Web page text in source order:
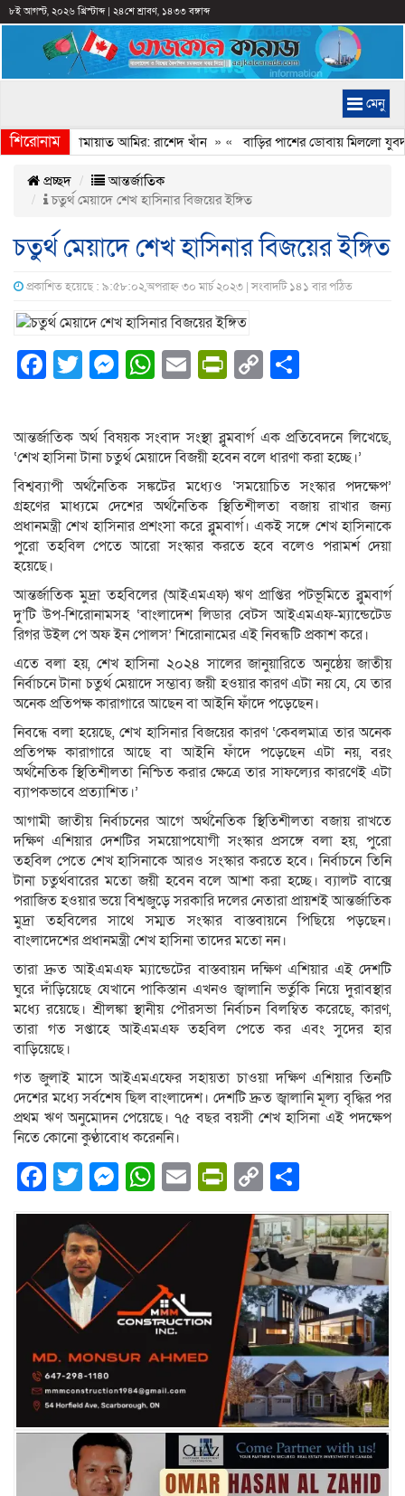
৮ই আগস্ট, ২০২৬ খ্রিস্টাব্দ| ২৪শে শ্রাবণ, ১৪৩৩ বঙ্গাব্দ
মেনু
শিরোনাম
করেন জামায়াত আমির: রাশেদ খাঁন» « বাড়ির পাশের ডোবায় মিললো
প্রচ্ছদ
আন্তর্জাতিক
চতুর্থ মেয়াদে শেখ হাসিনার বিজয়ের ইঙ্গিত
চতুর্থ মেয়াদে শেখ হাসিনার বিজয়ের ইঙ্গিত
প্রকাশিত হয়েছে : ৯:৫৮:০২,অপরাহ্ন ৩০ মার্চ ২০২৩ | সংবাদটি ১৪১ বার পঠিত
Facebook
Twitter
Messenger
WhatsApp
EmailPrintFriendly
Copy
আন্তর্জাতিক অর্থ বিষয়ক সংবাদ সংস্থা ব্লুমবার্গ এক প্রতিবেদনে লিখেছে,
‘শেখ হাসিনা টানা চতুর্থ মেয়াদে বিজয়ী হবেন বলে ধারণা করা হচ্ছে।’
বিশ্বব্যাপী অর্থনৈতিক সঙ্কটের মধ্যেও ‘সময়োচিত সংস্কার পদক্ষেপ’
গ্রহণের মাধ্যমে দেশের অর্থনৈতিক স্থিতিশীলতা বজায় রাখার জন্য
প্রধানমন্ত্রী শেখ হাসিনার প্রশংসা করে ব্লুমবার্গ। একই সঙ্গে শেখ হাসিনাকে
পুরো তহবিল পেতে আরো সংস্কার করতে হবে বলেও পরামর্শ দেয়া
হয়েছে।
আন্তর্জাতিক মুদ্রা তহবিলের (আইএমএফ) ঋণ প্রাপ্তির পটভূমিতে ব্লুমবার্গ
দু’টি উপ-শিরোনামসহ ‘বাংলাদেশ লিডার বেটস আইএমএফ-ম্যান্ডেটেড
রিগর উইল পে অফ ইন পোলস’ শিরোনামের এই নিবন্ধটি প্রকাশ করে।
এতে বলা হয়, শেখ হাসিনা ২০২৪ সালের জানুয়ারিতে অনুষ্ঠেয় জাতীয়
নির্বাচনে টানা চতুর্থ মেয়াদে সম্ভাব্য জয়ী হওয়ার কারণ এটা নয় যে, যে তার
অনেক প্রতিপক্ষ কারাগারে আছেন বা আইনি ফাঁদে পড়েছেন।
নিবন্ধে বলা হয়েছে, শেখ হাসিনার বিজয়ের কারণ ‘কেবলমাত্র তার অনেক
প্রতিপক্ষ কারাগারে আছে বা আইনি ফাঁদে পড়েছেন এটা নয়, বরং
অর্থনৈতিক স্থিতিশীলতা নিশ্চিত করার ক্ষেত্রে তার সাফল্যের কারণেই এটা
ব্যাপকভাবে প্রত্যাশিত।’
আগামী জাতীয় নির্বাচনের আগে অর্থনৈতিক স্থিতিশীলতা বজায় রাখতে
দক্ষিণ এশিয়ার দেশটির সময়োপযোগী সংস্কার প্রসঙ্গে বলা হয়, পুরো
তহবিল পেতে শেখ হাসিনাকে আরও সংস্কার করতে হবে। নির্বাচনে তিনি
টানা চতুর্থবারের মতো জয়ী হবেন বলে আশা করা হচ্ছে। ব্যালট বাক্সে
পরাজিত হওয়ার ভয়ে বিশ্বজুড়ে সরকারি দলের নেতারা প্রায়শই আন্তর্জাতিক
মুদ্রা তহবিলের সাথে সম্মত সংস্কার বাস্তবায়নে পিছিয়ে পড়ছেন।
বাংলাদেশের প্রধানমন্ত্রী শেখ হাসিনা তাদের মতো নন।
তারা দ্রুত আইএমএফ ম্যান্ডেটের বাস্তবায়ন দক্ষিণ এশিয়ার এই দেশটি
ঘুরে দাঁড়িয়েছে যেখানে পাকিস্তান এখনও জ্বালানি ভর্তুকি নিয়ে দুরাবস্থার
মধ্যে রয়েছে। শ্রীলঙ্কা স্থানীয় পৌরসভা নির্বাচন বিলম্বিত করেছে, কারণ,
তারা গত সপ্তাহে আইএমএফ তহবিল পেতে কর এবং সুদের হার
বাড়িয়েছে।
গত জুলাই মাসে আইএমএফের সহায়তা চাওয়া দক্ষিণ এশিয়ার তিনটি
দেশের মধ্যে সর্বশেষ ছিল বাংলাদেশ। দেশটি দ্রুত জ্বালানি মূল্য বৃদ্ধির পর
প্রথম ঋণ অনুমোদন পেয়েছে। ৭৫ বছর বয়সী শেখ হাসিনা এই পদক্ষেপ
নিতে কোনো কুণ্ঠাবোধ করেননি।
Facebook
Twitter
Messenger
WhatsApp
EmailPrintFriendly
Copy
Link